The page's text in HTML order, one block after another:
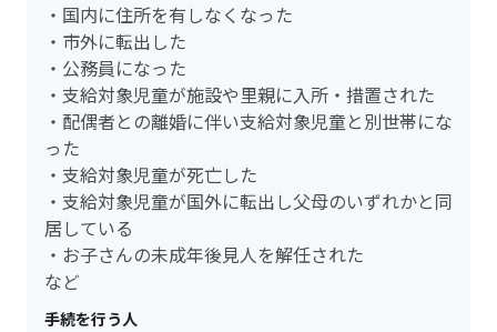
・国内に住所を有しなくなった
・市外に転出した
・公務員になった
・支給対象児童が施設や里親に入所・措置された
・配偶者との離婚に伴い支給対象児童と別世帯にな
った
・支給対象児童が死亡した
・支給対象児童が国外に転出し父母のいずれかと同
居している
・お子さんの未成年後見人を解任された
など
手続を行う人